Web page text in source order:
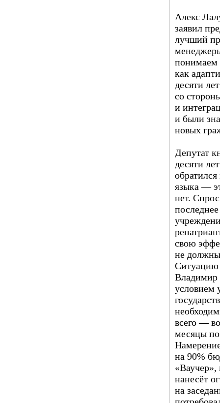
Алекс
заявил
лучший
понимаем
как
десяти
со
и
и были
новых
Депутат
десяти
языка —
нет.
свою
не
Ситуацию
Владимир
условием
всего —
месяцы
на 90%
«Ваучер»,
нанесёт
на